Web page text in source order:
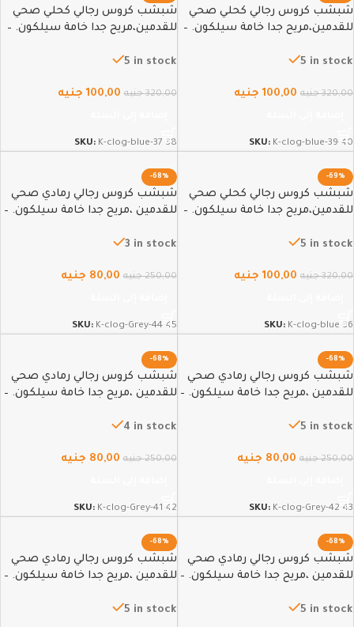
شبشب كروس رجالي كحلي صحي
للقدمين،مريح جدا خامة سيلكون. –
5 in stock
320,00 جنيه 100,00 جنيه
SKU: K-clog-blue-39-40
شبشب كروس رجالي كحلي صحي
للقدمين،مريح جدا خامة سيلكون. –
5 in stock
320,00 جنيه 100,00 جنيه
SKU: K-clog-blue-37-38
-69%
شبشب كروس رجالي كحلي صحي
للقدمين،مريح جدا خامة سيلكون. –
5 in stock
320,00 جنيه 100,00 جنيه
SKU: K-clog-blue-36
-68%
شبشب كروس رجالي رمادي صحي
للقدمين ،مريح جدا خامة سيلكون. –
3 in stock
250,00 جنيه 80,00 جنيه
SKU: K-clog-Grey-44-45
-68%
شبشب كروس رجالي رمادي صحي
للقدمين ،مريح جدا خامة سيلكون. –
5 in stock
250,00 جنيه 80,00 جنيه
SKU: K-clog-Grey-42-43
-68%
شبشب كروس رجالي رمادي صحي
للقدمين ،مريح جدا خامة سيلكون. –
4 in stock
250,00 جنيه 80,00 جنيه
SKU: K-clog-Grey-41-42
-68%
شبشب كروس رجالي رمادي صحي
للقدمين ،مريح جدا خامة سيلكون. –
5 in stock
-68%
شبشب كروس رجالي رمادي صحي
للقدمين ،مريح جدا خامة سيلكون. –
5 in stock